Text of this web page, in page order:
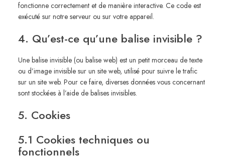
fonctionne correctement et de manière interactive. Ce code est
exécuté sur notre serveur ou sur votre appareil.
4. Qu’est-ce qu’une balise invisible ?
Une balise invisible (ou balise web) est un petit morceau de texte
ou d’image invisible sur un site web, utilisé pour suivre le trafic
sur un site web. Pour ce faire, diverses données vous concernant
sont stockées à l’aide de balises invisibles.
5. Cookies
5.1 Cookies techniques ou
fonctionnels